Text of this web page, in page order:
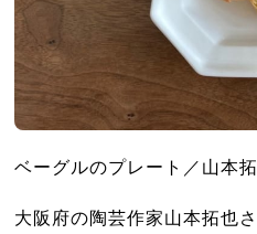
ベーグルのプレート／山本
大阪府の陶芸作家山本拓也